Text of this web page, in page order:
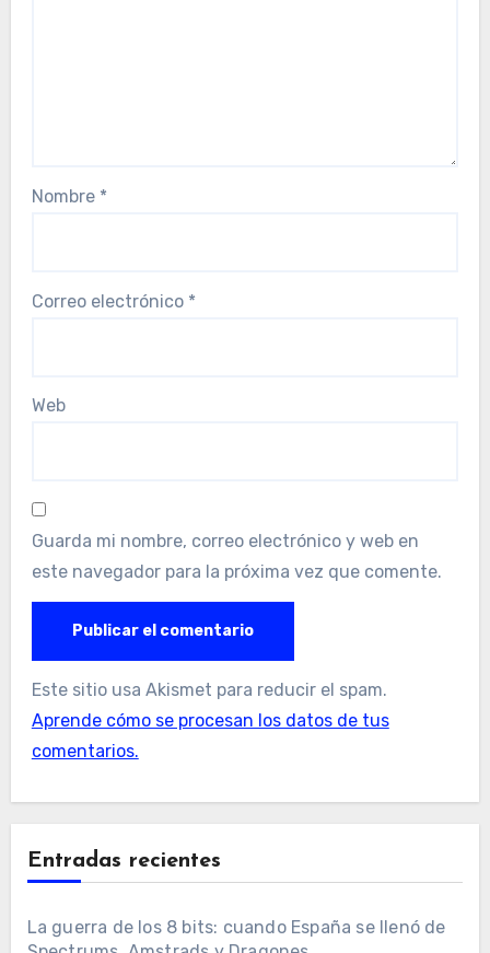
Nombre *
Correo electrónico *
Web
Guarda mi nombre, correo electrónico y web en
este navegador para la próxima vez que comente.
Este sitio usa Akismet para reducir el spam.
Aprende cómo se procesan los datos de tus
comentarios.
Entradas recientes
La guerra de los 8 bits: cuando España se llenó de